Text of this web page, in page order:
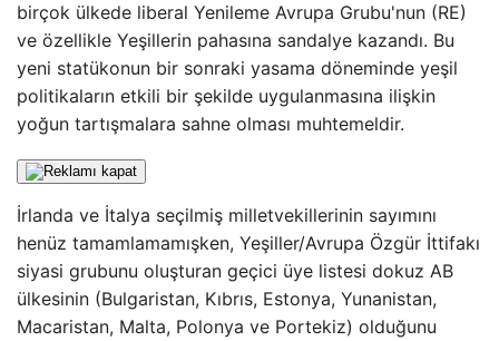
birçok ülkede liberal Yenileme Avrupa Grubu'nun (RE)
ve özellikle Yeşillerin pahasına sandalye kazandı. Bu
yeni statükonun bir sonraki yasama döneminde yeşil
politikaların etkili bir şekilde uygulanmasına ilişkin
yoğun tartışmalara sahne olması muhtemeldir.
İrlanda ve İtalya seçilmiş milletvekillerinin sayımını
henüz tamamlamamışken, Yeşiller/Avrupa Özgür İttifakı
siyasi grubunu oluşturan geçici üye listesi dokuz AB
ülkesinin (Bulgaristan, Kıbrıs, Estonya, Yunanistan,
Macaristan, Malta, Polonya ve Portekiz) olduğunu